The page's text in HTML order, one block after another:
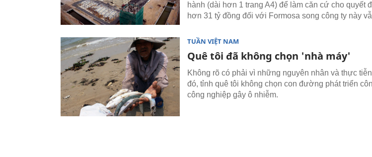
hành (dài hơn 1 trang A4) để làm căn cứ cho quyết
hơn 31 tỷ đồng đối với Formosa song công ty này
TUẦN VIỆT NAM
Quê tôi đã không chọn 'nhà máy'
Không rõ có phải vì những nguyên nhân và thực
đó, tỉnh quê tôi không chọn con đường phát triển
công nghiệp gây ô nhiễm.